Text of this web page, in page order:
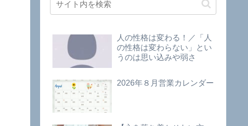
人の性格は変わる！／「人
の性格は変わらない」とい
うのは思い込みや弱さ
2026年８月営業カレンダー